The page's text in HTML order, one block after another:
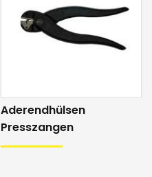
Aderendhülsen
Presszangen